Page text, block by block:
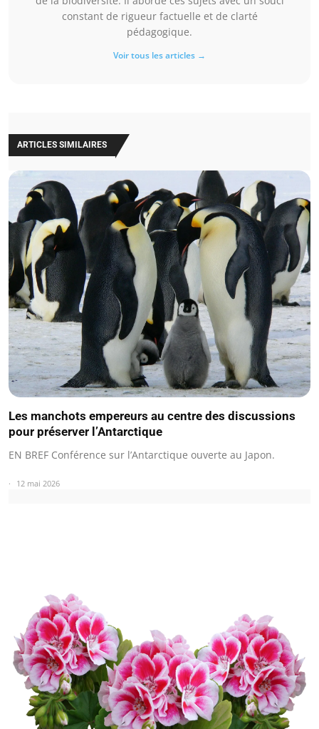
constant de rigueur factuelle et de clarté
pédagogique.
Voir tous les articles →
ARTICLES SIMILAIRES
Les manchots empereurs au centre des discussions
pour préserver l’Antarctique
EN BREF Conférence sur l’Antarctique ouverte au Japon.
12 mai 2026